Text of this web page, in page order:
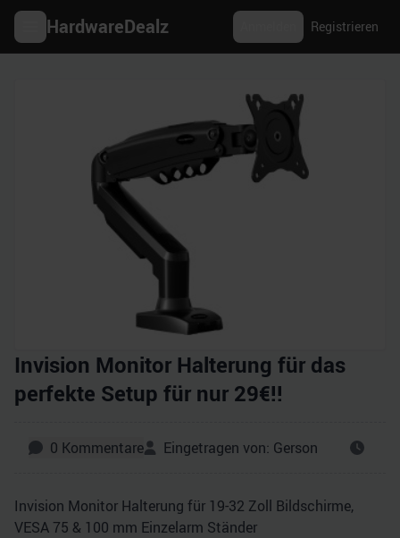
HardwareDealz Registrieren
Invision Monitor Halterung für das
perfekte Setup für nur 29€!!
0 Kommentare Eingetragen von: Gerson
Invision Monitor Halterung für 19-32 Zoll Bildschirme,
VESA 75 & 100 mm Einzelarm Ständer